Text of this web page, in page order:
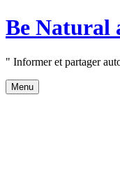
Aller
au
Be Natural
" Informer et partager
Menu